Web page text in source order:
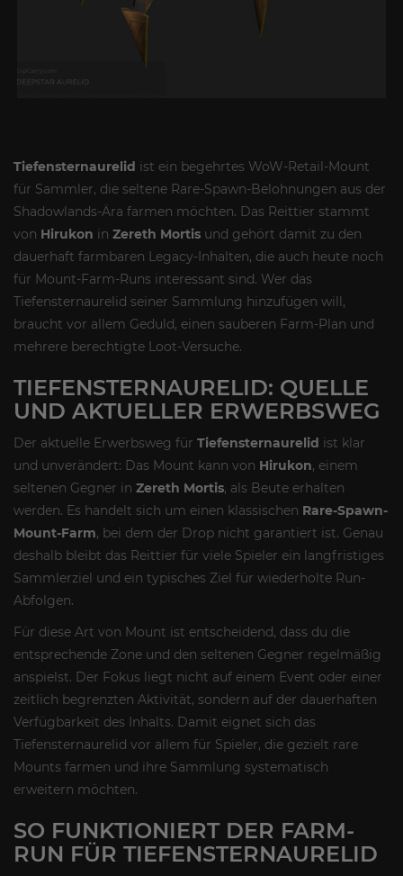
Tiefensternaurelid ist ein begehrtes WoW-Retail-Mount
für Sammler, die seltene Rare-Spawn-Belohnungen aus der
Shadowlands-Ära farmen möchten. Das Reittier stammt
von Hirukon in Zereth Mortis und gehört damit zu den
dauerhaft farmbaren Legacy-Inhalten, die auch heute noch
für Mount-Farm-Runs interessant sind. Wer das
Tiefensternaurelid seiner Sammlung hinzufügen will,
braucht vor allem Geduld, einen sauberen Farm-Plan und
mehrere berechtigte Loot-Versuche.
TIEFENSTERNAURELID: QUELLE
UND AKTUELLER ERWERBSWEG
Der aktuelle Erwerbsweg für Tiefensternaurelid ist klar
und unverändert: Das Mount kann von Hirukon, einem
seltenen Gegner in Zereth Mortis, als Beute erhalten
werden. Es handelt sich um einen klassischen Rare-Spawn-
Mount-Farm, bei dem der Drop nicht garantiert ist. Genau
deshalb bleibt das Reittier für viele Spieler ein langfristiges
Sammlerziel und ein typisches Ziel für wiederholte Run-
Abfolgen.
Für diese Art von Mount ist entscheidend, dass du die
entsprechende Zone und den seltenen Gegner regelmäßig
anspielst. Der Fokus liegt nicht auf einem Event oder einer
zeitlich begrenzten Aktivität, sondern auf der dauerhaften
Verfügbarkeit des Inhalts. Damit eignet sich das
Tiefensternaurelid vor allem für Spieler, die gezielt rare
Mounts farmen und ihre Sammlung systematisch
erweitern möchten.
SO FUNKTIONIERT DER FARM-
RUN FÜR TIEFENSTERNAURELID